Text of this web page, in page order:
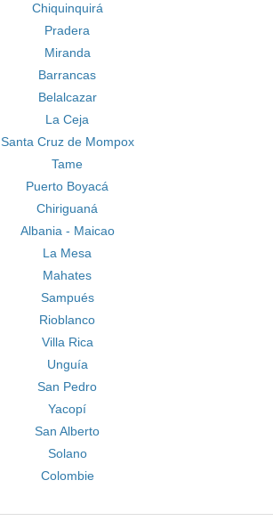
Chiquinquirá
Pradera
Miranda
Barrancas
Belalcazar
La Ceja
Santa Cruz de Mompox
Tame
Puerto Boyacá
Chiriguaná
Albania - Maicao
La Mesa
Mahates
Sampués
Rioblanco
Villa Rica
Unguía
San Pedro
Yacopí
San Alberto
Solano
Colombie